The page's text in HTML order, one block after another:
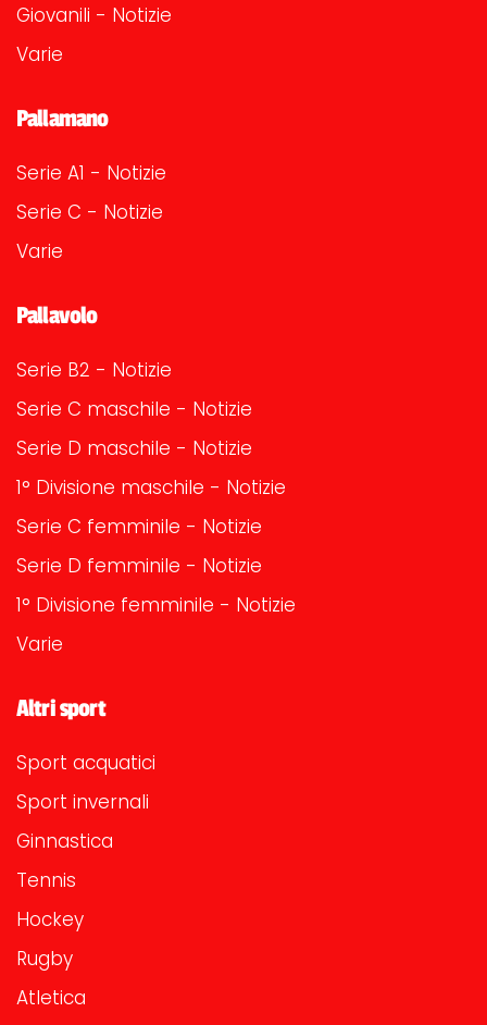
Giovanili - Notizie
Varie
Pallamano
Serie A1 - Notizie
Serie C - Notizie
Varie
Pallavolo
Serie B2 - Notizie
Serie C maschile - Notizie
Serie D maschile - Notizie
1° Divisione maschile - Notizie
Serie C femminile - Notizie
Serie D femminile - Notizie
1° Divisione femminile - Notizie
Varie
Altri sport
Sport acquatici
Sport invernali
Ginnastica
Tennis
Hockey
Rugby
Atletica